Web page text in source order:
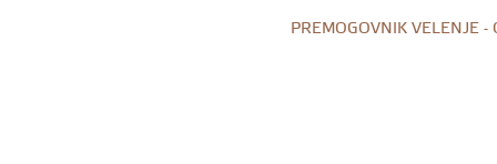
PREMOGOVNIK VELENJE